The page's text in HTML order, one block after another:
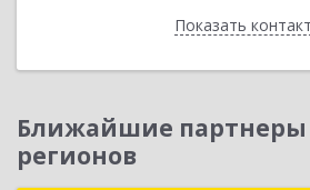
ПоказатьНазад
Ближайшие партнеры
регионов